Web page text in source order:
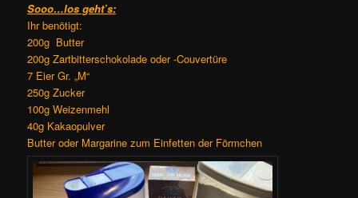
Sooo…los geht’s:
Ihr benötigt:
200g Butter
200g Zartbitterschokolade oder -Couvertüre
7 Eier Gr. „M“
250g Zucker
100g Weizenmehl
40g Kakaopulver
Butter oder Margarine zum Einfetten der Förmchen